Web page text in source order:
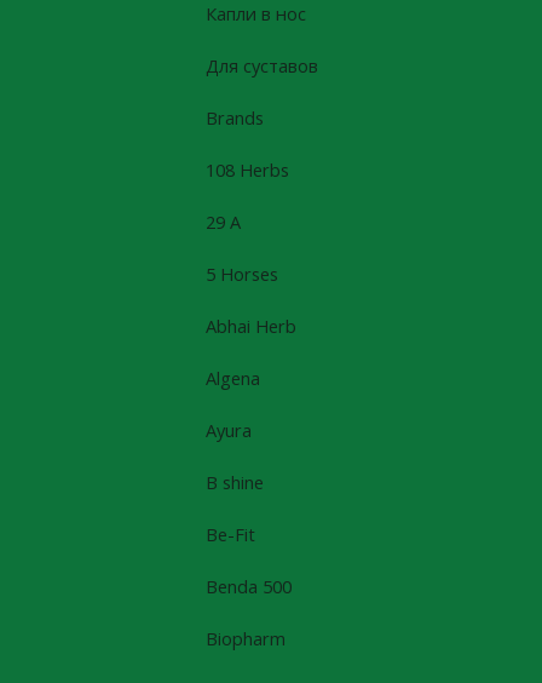
Капли в нос
Для суставов
Brands
108 Herbs
29 A
5 Horses
Abhai Herb
Algena
Ayura
B shine
Be-Fit
Benda 500
Biopharm